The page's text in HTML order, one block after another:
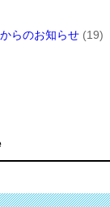
らのお知らせ (19)